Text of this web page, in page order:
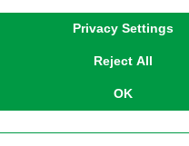
settings at any time via
Privacy Settings
Reject All
OK